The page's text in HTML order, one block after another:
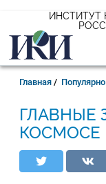
основному
содержанию
ИНСТИТУТ
RU
Строка
навигации
Главная Популярно
ГЛАВНЫЕ
КОСМОСЕ